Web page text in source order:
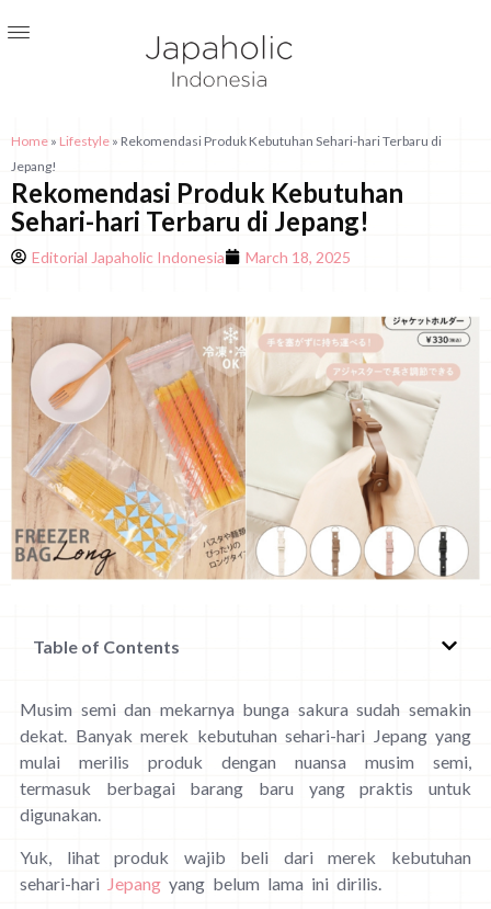
Home » Lifestyle » Rekomendasi Produk Kebutuhan Sehari-hari Terbaru di
Jepang!
Rekomendasi Produk Kebutuhan
Sehari-hari Terbaru di Jepang!
Editorial Japaholic Indonesia March 18, 2025
Table of Contents
Musim semi dan mekarnya bunga sakura sudah semakin
dekat. Banyak merek kebutuhan sehari-hari Jepang yang
mulai merilis produk dengan nuansa musim semi,
termasuk berbagai barang baru yang praktis untuk
digunakan.
Yuk, lihat produk wajib beli dari merek kebutuhan
sehari-hari Jepang yang belum lama ini dirilis.